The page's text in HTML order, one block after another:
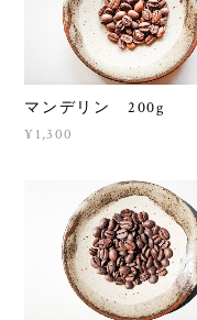
マンデリン 200g
¥1,300